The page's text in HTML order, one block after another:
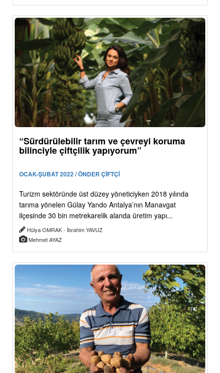
“Sürdürülebilir tarım ve çevreyi koruma
bilinciyle çiftçilik yapıyorum”
OCAK-ŞUBAT 2022 / ÖNDER ÇİFTÇİ
Turizm sektöründe üst düzey yöneticiyken 2018 yılında
tarıma yönelen Gülay Yando Antalya’nın Manavgat
ilçesinde 30 bin metrekarelik alanda üretim yapı...
Hülya OMRAK - İbrahim YAVUZ
Mehmet AYAZ